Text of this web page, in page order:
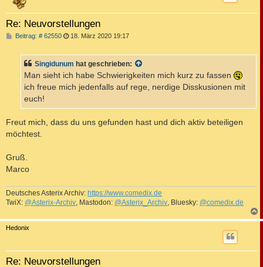
Re: Neuvorstellungen
Beitrag: # 62550B
r
a
18. März 2020 19:17
Singidunum hat geschrieben:
Man sieht ich habe Schwierigkeiten mich kurz zu fassen
ich freue mich jedenfalls auf rege, nerdige Disskusionen mit
euch!
Freut mich, dass du uns gefunden hast und dich aktiv beteiligen
möchtest.
Gruß.
Marco
Deutsches Asterix Archiv: https://www.comedix.de
TwiX: @Asterix-Archiv, Mastodon: @Asterix_Archiv, Bluesky: @comedix.de
a
Hedonix
Re: Neuvorstellungen